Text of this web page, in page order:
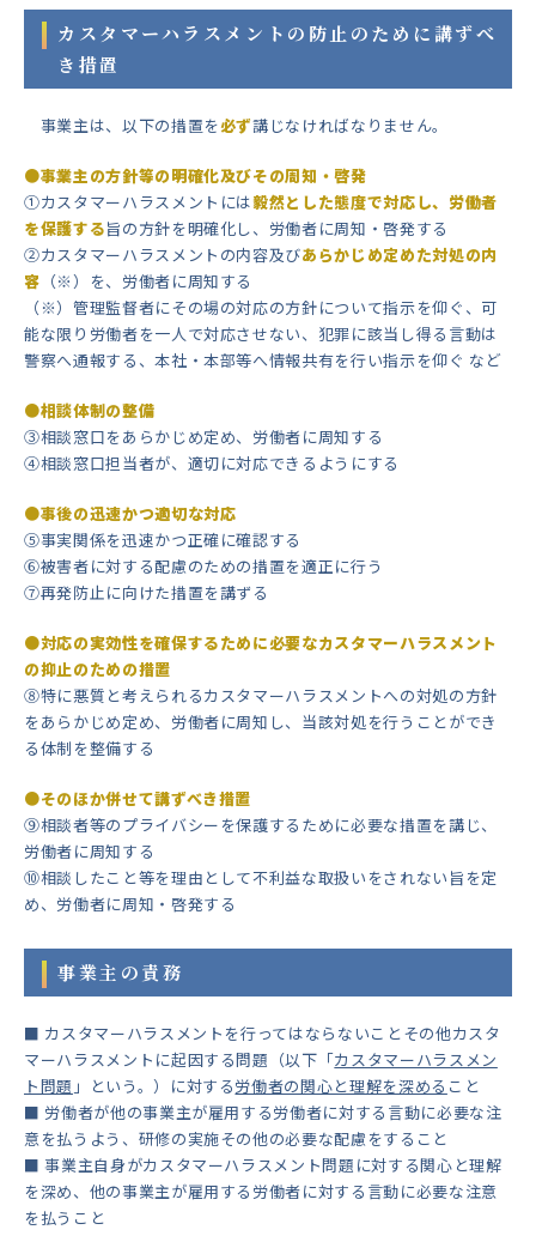
カスタマーハラスメントの防止のために講ずべ
き措置
事業主は、以下の措置を必ず講じなければなりません。
●事業主の方針等の明確化及びその周知・啓発
①カスタマーハラスメントには毅然とした態度で対応し、労働者
を保護する旨の方針を明確化し、労働者に周知・啓発する
②カスタマーハラスメントの内容及びあらかじめ定めた対処の内
容 （※）を、労働者に周知する
（※）管理監督者にその場の対応の方針について指示を仰ぐ、可
能な限り労働者を一人で対応させない、犯罪に該当し得る言動は
警察へ通報する、本社・本部等へ情報共有を行い指示を仰ぐ など
●相談体制の整備
③相談窓口をあらかじめ定め、労働者に周知する
④相談窓口担当者が、適切に対応できるようにする
●事後の迅速かつ適切な対応
➄事実関係を迅速かつ正確に確認する
⑥被害者に対する配慮のための措置を適正に行う
⑦再発防止に向けた措置を講ずる
●対応の実効性を確保するために必要なカスタマーハラスメント
の抑止のための措置
⑧特に悪質と考えられるカスタマーハラスメントへの対処の方針
をあらかじめ定め、労働者に周知し、当該対処を行うことができ
る体制を整備する
●そのほか併せて講ずべき措置
⑨相談者等のプライバシーを保護するために必要な措置を講じ、
労働者に周知する
⑩相談したこと等を理由として不利益な取扱いをされない旨を定
め、労働者に周知・啓発する
事業主の責務
■ カスタマーハラスメントを行ってはならないことその他カスタ
マーハラスメントに起因する問題（以下「カスタマーハラスメン
ト問題 」という。）に対する労働者の関心と理解を深める こと
■ 労働者が他の事業主が雇用する労働者に対する言動に必要な注
意を払うよう、研修の実施その他の必要な配慮をすること
■ 事業主自身がカスタマーハラスメント問題に対する関心と理解
を深め、他の事業主が雇用する労働者に対する言動に必要な注意
を払うこと